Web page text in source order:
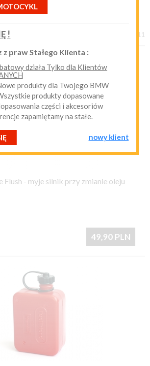
!
praw Stałego Klienta :
działa Tylko dla Klientów
produkty dla Twojego BMW
produkty dopasowane
części i akcesoriów
zapamiętamy na stałe.
nowy klient
nowy klient
produkty 1 - 11 z 11
Flush - myje silnik przy zmianie oleju
49,90 PLN